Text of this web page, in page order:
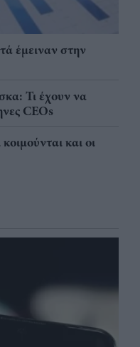
έμειναν στην
Τι έχουν να
CEOs
και οι